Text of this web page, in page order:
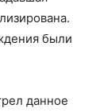
были
данное